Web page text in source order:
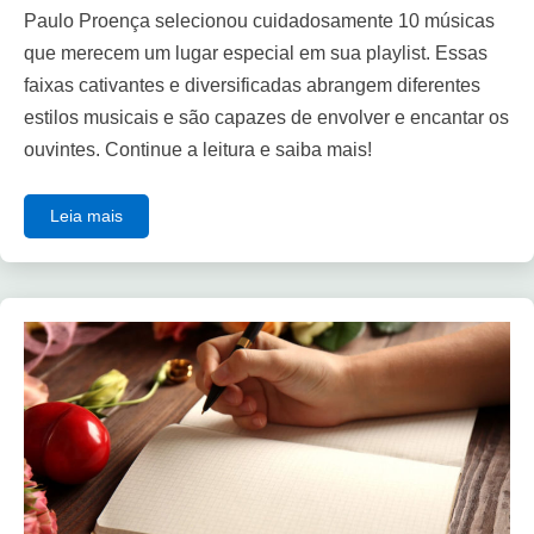
Paulo Proença selecionou cuidadosamente 10 músicas
que merecem um lugar especial em sua playlist. Essas
faixas cativantes e diversificadas abrangem diferentes
estilos musicais e são capazes de envolver e encantar os
ouvintes. Continue a leitura e saiba mais!
Leia mais